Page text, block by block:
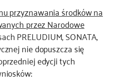
przyznawania środków na
przez Narodowe
PRELUDIUM, SONATA,
nie dopuszcza się
edycji tych